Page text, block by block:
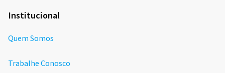
Institucional
Quem Somos
Trabalhe Conosco